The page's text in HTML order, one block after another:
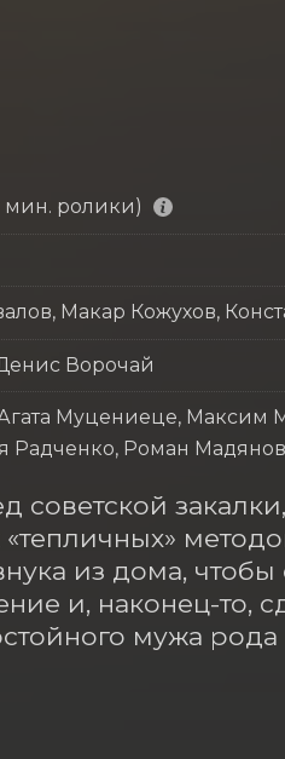
мин. ролики)
Макар Кожухов,
Ворочай
Муцениеце, Максим
Радченко, Роман
советской
из дома,
и, наконец-то,
мужа рода